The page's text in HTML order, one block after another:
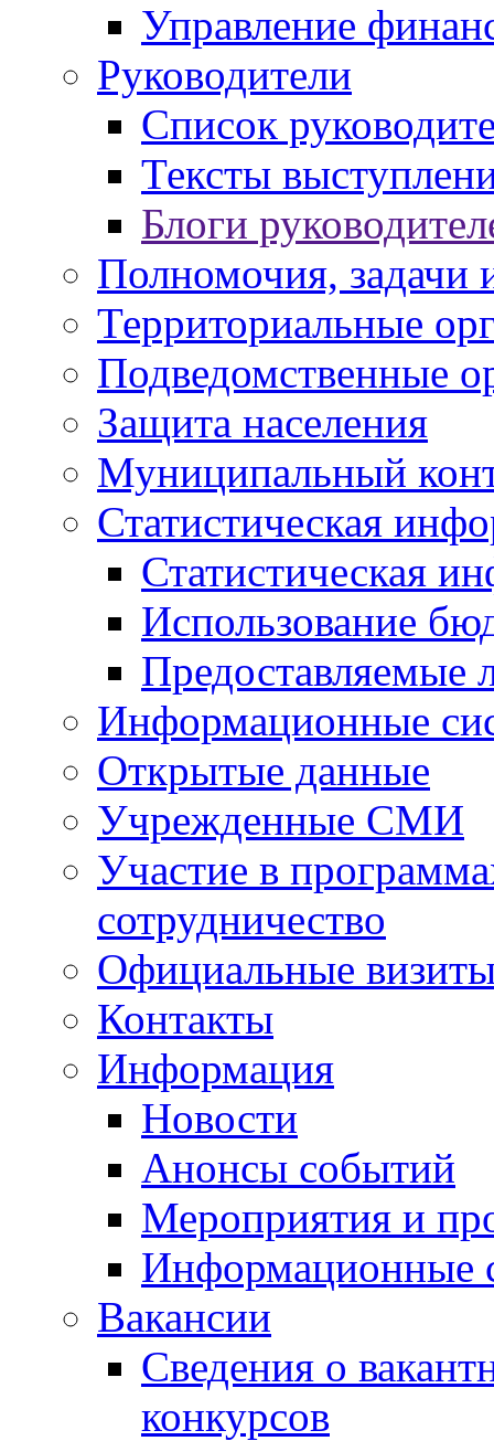
Управление
Руководители
Список
Тексты
Блоги
Полномочия, задачи
Территориальные
Подведомственные
Защита населения
Муниципальный
Статистическая
Статистическая
Использование
Предоставляемые
Информационные
Открытые данные
Учрежденные СМИ
Участие в
сотрудничество
Официальные
Контакты
Информация
Новости
Анонсы событий
Мероприятия и
Информационные
Вакансии
Сведения о
конкурсов